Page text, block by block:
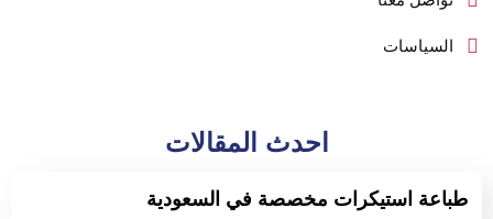
السياسات
احدث المقالات
طباعة استيكرات مخصصة في السعودية